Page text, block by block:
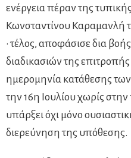
ενέργεια πέραν της
Κωνσταντίνου Καραμανλή
• τέλος, αποφάσισε δια
διαδικασιών της
ημερομηνία κατάθεσης
την 16η Ιουλίου χωρίς
υπάρξει όχι μόνο
διερεύνηση της υπόθεσης.